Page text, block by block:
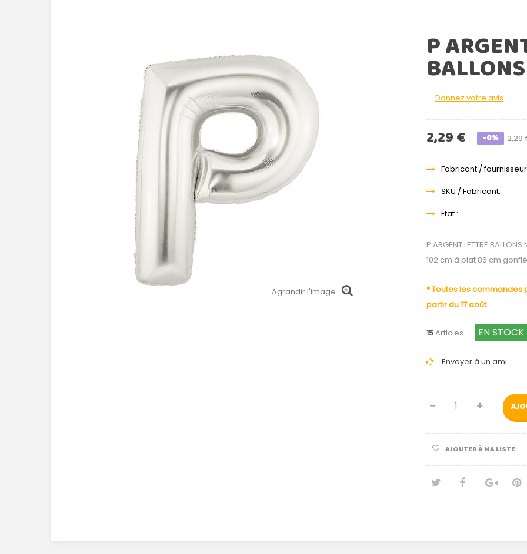
Agrandir l'image
P
Donnez votre avis
2,29
2,29 € -0%
Fabricant /
SKU / Fabricant:
État :
P ARGENT LETTRE
102 cm à plat 86 cm
* Toutes les commandes
partir du 17 août.
15Articles EN STOCK
Envoyer à un ami
AJOUTER À MA LISTE